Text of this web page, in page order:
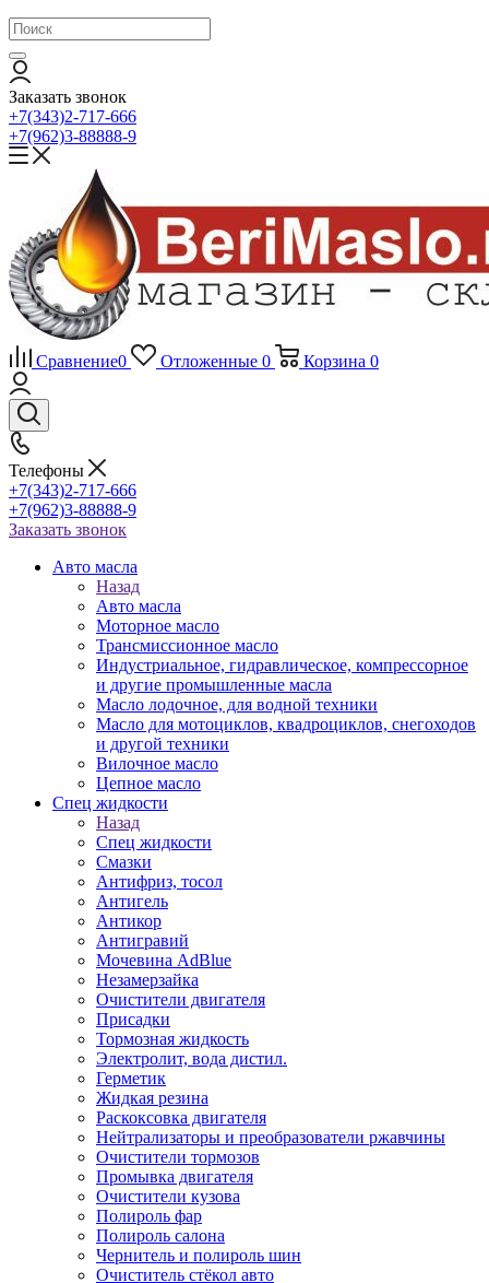
Заказать звонок
+7(343)2-717-666
+7(962)3-88888-9
Сравнение0 Отложенные 0 Корзина 0
Телефоны
+7(343)2-717-666
+7(962)3-88888-9
Заказать звонок
Авто масла
Назад
Авто масла
Моторное масло
Трансмиссионное масло
Индустриальное, гидравлическое, компрессорное
и другие промышленные масла
Масло лодочное, для водной техники
Масло для мотоциклов, квадроциклов, снегоходов
и другой техники
Вилочное масло
Цепное масло
Спец жидкости
Назад
Спец жидкости
Смазки
Антифриз, тосол
Антигель
Антикор
Антигравий
Мочевина AdBlue
Незамерзайка
Очистители двигателя
Присадки
Тормозная жидкость
Электролит, вода дистил.
Герметик
Жидкая резина
Раскоксовка двигателя
Нейтрализаторы и преобразователи ржавчины
Очистители тормозов
Промывка двигателя
Очистители кузова
Полироль фар
Полироль салона
Чернитель и полироль шин
Очиститель стёкол авто